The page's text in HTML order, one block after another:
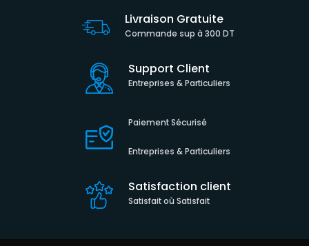
Livraison Gratuite
Commande sup à 300 DT
Support Client
Entreprises & Particuliers
Paiement Sécurisé
Entreprises & Particuliers
Satisfaction client
Satisfait où Satisfait